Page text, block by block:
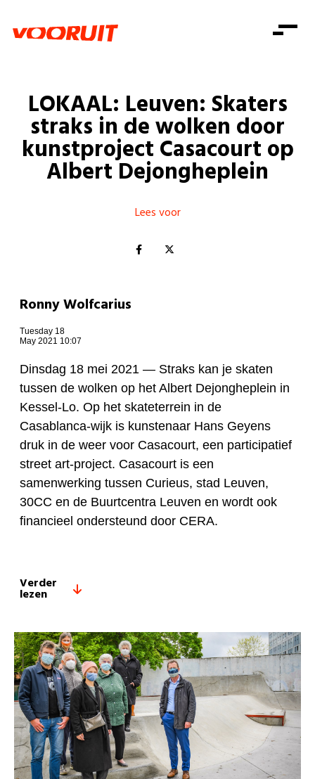
Zorg
Gelijke kansen
Welzijn
Kinderen en jongeren
Onze mensen
Standpunten
Vacatures
Doe mee
Doe mee
Word lid
Shop
Zoeken
Login
Login
LOKAAL: Leuven: Skaters
straks in de wolken door
kunstproject Casacourt op
Albert Dejongheplein
Lees voor
Ronny Wolfcarius
Tuesday 18
May 2021 10:07
Dinsdag 18 mei 2021 — Straks kan je skaten
tussen de wolken op het Albert Dejongheplein in
Kessel-Lo. Op het skateterrein in de
Casablanca-wijk is kunstenaar Hans Geyens
druk in de weer voor Casacourt, een participatief
street art-project. Casacourt is een
samenwerking tussen Curieus, stad Leuven,
30CC en de Buurtcentra Leuven en wordt ook
financieel ondersteund door CERA.
Verder
lezen